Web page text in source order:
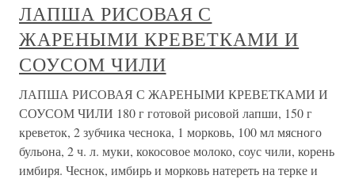
ЛАПША РИСОВАЯ С
ЖАРЕНЫМИ КРЕВЕТКАМИ И
СОУСОМ ЧИЛИ
ЛАПША РИСОВАЯ С ЖАРЕНЫМИ КРЕВЕТКАМИ И
СОУСОМ ЧИЛИ 180 г готовой рисовой лапши, 150 г
креветок, 2 зубчика чеснока, 1 морковь, 100 мл мясного
бульона, 2 ч. л. муки, кокосовое молоко, соус чили, корень
имбиря. Чеснок, имбирь и морковь натереть на терке и